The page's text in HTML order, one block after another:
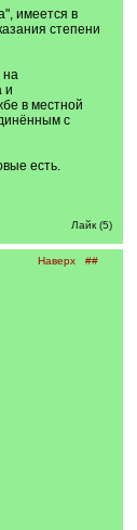
имеется в
степени
на
и
в местной
с
есть.
Лайк (5)
Наверх ##